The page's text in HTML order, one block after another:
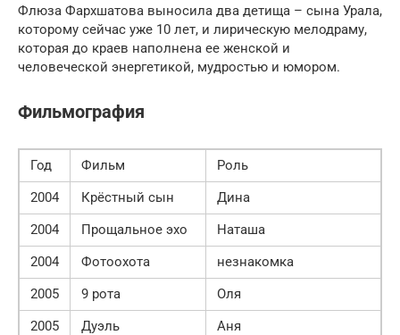
Флюза Фархшатова выносила два детища – сына Урала,
которому сейчас уже 10 лет, и лирическую мелодраму,
которая до краев наполнена ее женской и
человеческой энергетикой, мудростью и юмором.
Фильмография
Год Фильм
Роль
2004
Крёстный сын
Дина
2004
Прощальное эхо
Наташа
2004
Фотоохота
незнакомка
2005
9 рота
Оля
2005
Дуэль Аня